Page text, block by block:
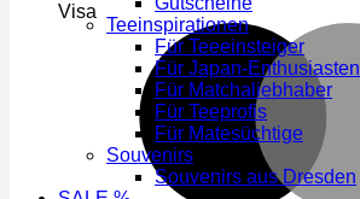
Visa
Teeinspirationen
Für Teeeinsteiger
Für Japan-Enthusiasten
Für Matchaliebhaber
Für Teeprofis
Für Matesüchtige
Souvenirs
Souvenirs aus Dresden